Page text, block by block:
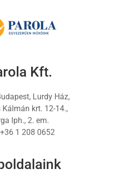
Kft.
Lurdy Ház,
Kálmán krt. 12-14.,
lph., 2. em.
1 208 0652